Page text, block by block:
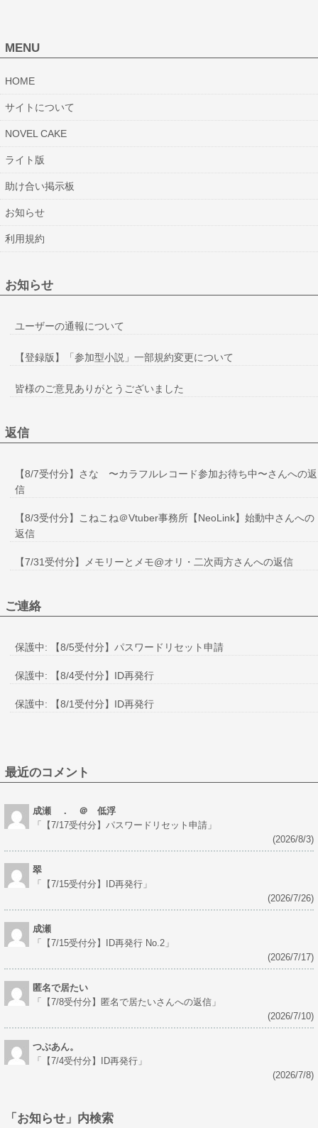
MENU
HOME
サイトについて
NOVEL CAKE
ライト版
助け合い掲示板
お知らせ
利用規約
お知らせ
ユーザーの通報について
【登録版】「参加型小説」一部規約変更について
皆様のご意見ありがとうございました
返信
【8/7受付分】さな 〜カラフルレコード参加お待ち中〜さんへの返
信
【8/3受付分】こねこね＠Vtuber事務所【NeoLink】始動中さんへの
返信
【7/31受付分】メモリーとメモ@オリ・二次両方さんへの返信
ご連絡
保護中: 【8/5受付分】パスワードリセット申請
保護中: 【8/4受付分】ID再発行
保護中: 【8/1受付分】ID再発行
最近のコメント
成瀬 ． ＠ 低浮
「
【7/17受付分】パスワードリセット申請 」
(2026/8/3)
翠
「
【7/15受付分】ID再発行 」
(2026/7/26)
成瀬
「
【7/15受付分】ID再発行 No.2 」
(2026/7/17)
匿名で居たい
「
【7/8受付分】匿名で居たいさんへの返信 」
(2026/7/10)
つぶあん。
「
【7/4受付分】ID再発行 」
(2026/7/8)
「お知らせ」内検索